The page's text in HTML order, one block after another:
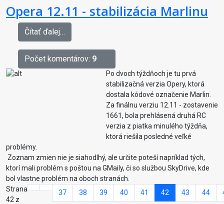
Opera 12.11 - stabilizácia Marlinu
Čítať ďalej…
Počet komentárov: 9
Po dvoch týždňoch je tu prvá
stabilizačná verzia Opery, ktorá
dostala kódové označenie Marlin.
Za finálnu verziu 12.11 - zostavenie
1661, bola prehlásená druhá RC
verzia z piatka minulého týždňa,
ktorá riešila posledné veľké
problémy.
Zoznam zmien nie je siahodlhý, ale určite poteší napríklad tých,
ktorí mali problém s poštou na GMaily, či so službou SkyDrive, kde
bol vlastne problém na oboch stranách.
Strana
42 z
37 38 39 40 41 42 43 44